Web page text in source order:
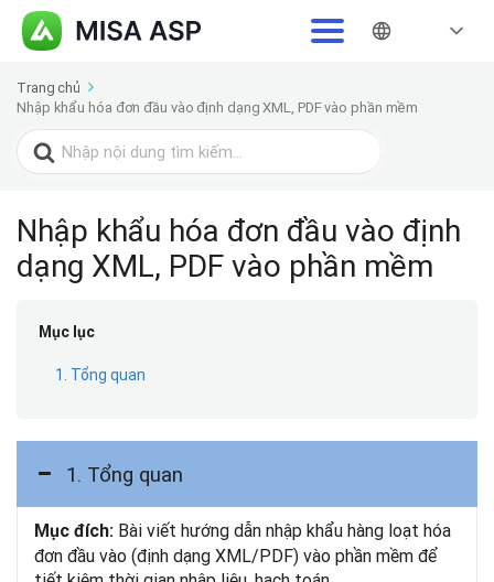
Trang chủ
Nhập khẩu hóa đơn đầu vào định dạng XML, PDF vào phần mềm
Search
for:
Nhập khẩu hóa đơn đầu vào định
dạng XML, PDF vào phần mềm
Mục lục
1. Tổng quan
1. Tổng quan
Mục đích: Bài viết hướng dẫn nhập khẩu hàng loạt hóa
đơn đầu vào (định dạng XML/PDF) vào phần mềm để